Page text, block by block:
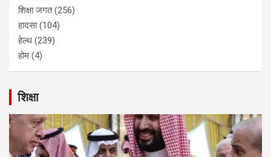
भारत के जी-20 प्रेसीडेंसी के तत्वाधान में ‘वसुधैव कुटुम्बकम’ या ‘एक